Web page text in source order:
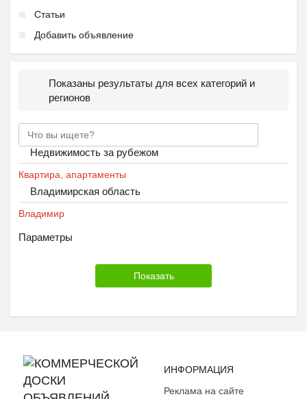
Статьи
Добавить объявление
Показаны результаты для всех категорий и
регионов
Недвижимость за рубежом
Квартира, апартаменты
Владимирская область
Владимир
Параметры
ИНФОРМАЦИЯ
Реклама на сайте